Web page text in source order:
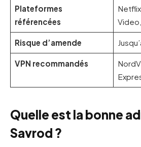
Plateformes
référencées
Risque d’amende
VPN recommandés
Quelle est la bonne
Savrod ?